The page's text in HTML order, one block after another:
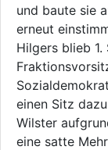
und baute sie
erneut
Hilgers blieb
einen Sitz
Wilster
eine satte